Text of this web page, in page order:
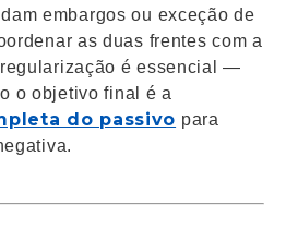
embargos ou exceção de
as duas frentes com a
é essencial —
o objetivo final é a
do passivo para